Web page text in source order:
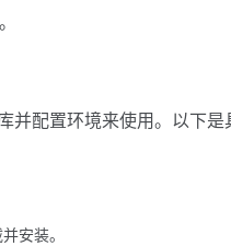
配置环境来使用。以下是
安装。